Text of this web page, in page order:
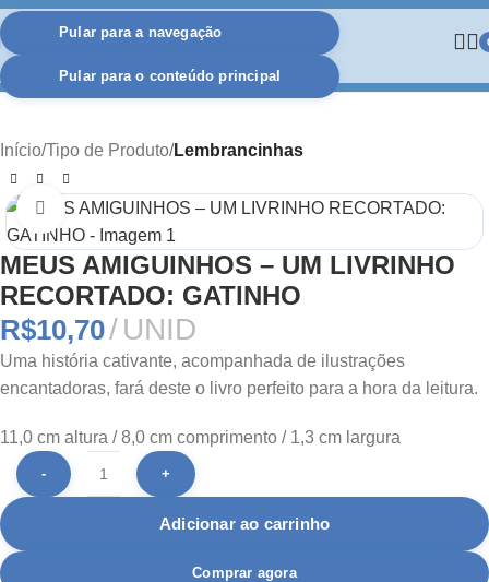
Pular para a navegação
Pular para o conteúdo principal
Início Tipo de Produto Lembrancinhas
Clique para ampliar
MEUS AMIGUINHOS – UM LIVRINHO
RECORTADO: GATINHO
R$10,70 UNID
Uma história cativante, acompanhada de ilustrações
encantadoras, fará deste o livro perfeito para a hora da leitura.
11,0 cm altura / 8,0 cm comprimento / 1,3 cm largura
Adicionar ao carrinho
Comprar agora